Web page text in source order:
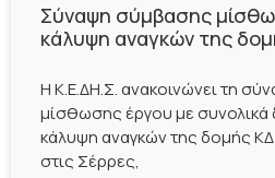
Σύναψη σύμβασης
κάλυψη αναγκών της
Η Κ.Ε.ΔΗ.Σ. ανακοινώνει τη
μίσθωσης έργου με συνολικά
κάλυψη αναγκών της δομής
στις Σέρρες,